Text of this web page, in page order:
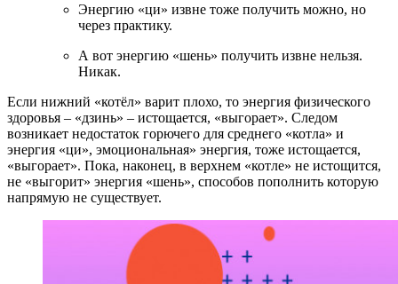
Энергию «ци» извне тоже получить можно, но
через практику.
А вот энергию «шень» получить извне нельзя.
Никак.
Если нижний «котёл» варит плохо, то энергия физического
здоровья – «дзинь» – истощается, «выгорает». Следом
возникает недостаток горючего для среднего «котла» и
энергия «ци», эмоциональная» энергия, тоже истощается,
«выгорает». Пока, наконец, в верхнем «котле» не истощится,
не «выгорит» энергия «шень», способов пополнить которую
напрямую не существует.